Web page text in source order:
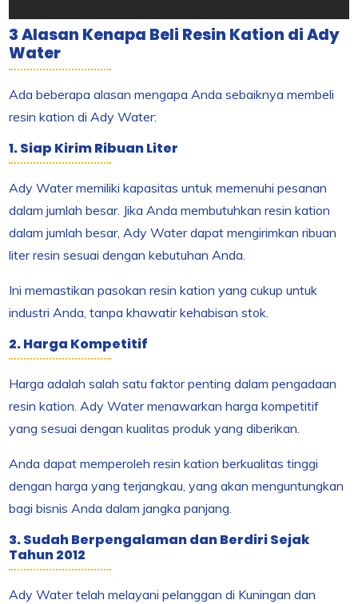
3 Alasan Kenapa Beli Resin Kation di Ady
Water
Ada beberapa alasan mengapa Anda sebaiknya membeli
resin kation di Ady Water:
1. Siap Kirim Ribuan Liter
Ady Water memiliki kapasitas untuk memenuhi pesanan
dalam jumlah besar. Jika Anda membutuhkan resin kation
dalam jumlah besar, Ady Water dapat mengirimkan ribuan
liter resin sesuai dengan kebutuhan Anda.
Ini memastikan pasokan resin kation yang cukup untuk
industri Anda, tanpa khawatir kehabisan stok.
2. Harga Kompetitif
Harga adalah salah satu faktor penting dalam pengadaan
resin kation. Ady Water menawarkan harga kompetitif
yang sesuai dengan kualitas produk yang diberikan.
Anda dapat memperoleh resin kation berkualitas tinggi
dengan harga yang terjangkau, yang akan menguntungkan
bagi bisnis Anda dalam jangka panjang.
3. Sudah Berpengalaman dan Berdiri Sejak
Tahun 2012
Ady Water telah melayani pelanggan di Kuningan dan